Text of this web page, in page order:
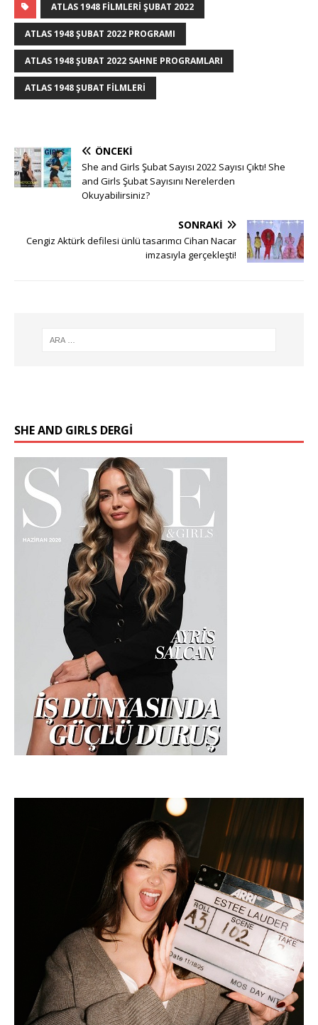
ATLAS 1948 FILMLERI ŞUBAT 2022
ATLAS 1948 ŞUBAT 2022 PROGRAMI
ATLAS 1948 ŞUBAT 2022 SAHNE PROGRAMLARI
ATLAS 1948 ŞUBAT FILMLERI
ÖNCEKI
She and Girls Şubat Sayısı 2022 Sayısı Çıktı! She
and Girls Şubat Sayısını Nerelerden
Okuyabilirsiniz?
SONRAKI
Cengiz Aktürk defilesi ünlü tasarımcı Cihan Nacar
imzasıyla gerçekleşti!
SHE AND GIRLS DERGİ